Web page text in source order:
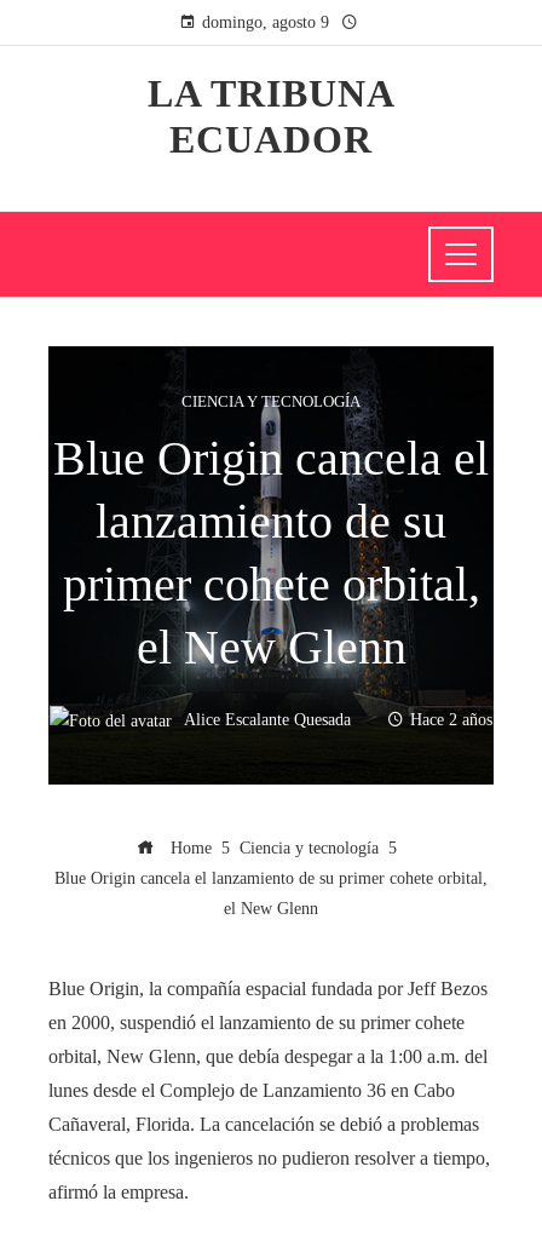
domingo, agosto 9
LA TRIBUNA
ECUADOR
CIENCIA Y TECNOLOGÍA
Blue Origin cancela el
lanzamiento de su
primer cohete orbital,
el New Glenn
Alice Escalante Quesada Hace 2 años
Home
Ciencia y tecnología
Blue Origin cancela el lanzamiento de su primer cohete orbital,
el New Glenn
Blue Origin, la compañía espacial fundada por Jeff Bezos
en 2000, suspendió el lanzamiento de su primer cohete
orbital, New Glenn, que debía despegar a la 1:00 a.m. del
lunes desde el Complejo de Lanzamiento 36 en Cabo
Cañaveral, Florida. La cancelación se debió a problemas
técnicos que los ingenieros no pudieron resolver a tiempo,
afirmó la empresa.